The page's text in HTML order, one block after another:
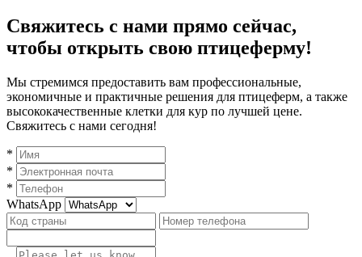
Свяжитесь с нами прямо сейчас,
чтобы открыть свою птицеферму!
Мы стремимся предоставить вам профессиональные,
экономичные и практичные решения для птицеферм, а также
высококачественные клетки для кур по лучшей цене.
Свяжитесь с нами сегодня!
*
*
*
WhatsApp